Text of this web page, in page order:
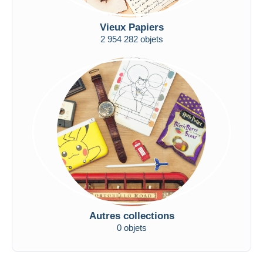
Vieux Papiers
2 954 282 objets
Autres collections
0 objets